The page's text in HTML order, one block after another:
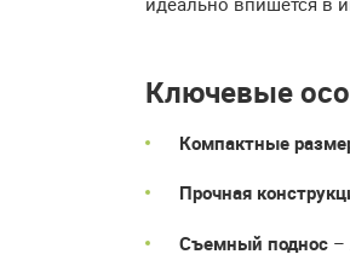
Ключевые
Компактные
Прочная
Съемный поднос –